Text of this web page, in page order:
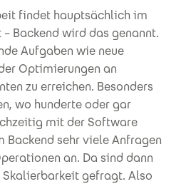
findet hauptsächlich im
Backend wird das genannt.
Aufgaben wie neue
Optimierungen an
zu erreichen. Besonders
wo hunderte oder gar
mit der Software
Backend sehr viele Anfragen
an. Da sind dann
gefragt. Also